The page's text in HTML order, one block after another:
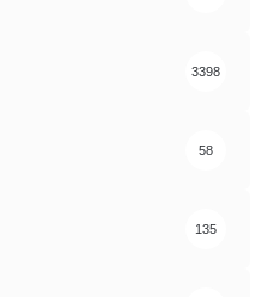
3398
58
135